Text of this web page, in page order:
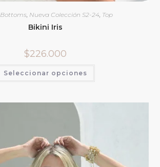
Bottoms, Nueva Colección S2-24, Top
Bikini Iris
$226.000
Seleccionar opciones